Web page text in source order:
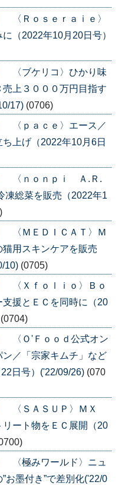
〈Ｒｏｓｅｒａｉｅ〉
（2022年10月20日号）
〈ブケリコ〉ひかり味
上３０００万円目指す
17) (0706)
〈ｐａｃｅ〉エース／
上げ（2022年10月6日
〈ｎｏｎｐｉ Ａ.Ｒ.
凍総菜を販売（2022年1
〈ＭＥＤＩＣＡＴ〉Ｍ
用スキンケアを販売
10) (0705)
〈Ｘｆｏｌｉｏ〉Ｂｏ
援とＥＣを同時に（20
(0704)
〈Ｏ'Ｆｏｏｄ公式オン
／「宗家キムチ」など
日号）('22/09/26) (070
〈ＳＡＳＵＰ〉ＭＸ
ート物をＥＣ展開（20
〈極みワールド〉ニュ
お墨付き”で差別化('22/0